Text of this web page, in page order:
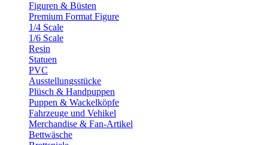
Figuren & Büsten
Premium Format Figure
1/4 Scale
1/6 Scale
Resin
Statuen
PVC
Ausstellungsstücke
Plüsch & Handpuppen
Puppen & Wackelköpfe
Fahrzeuge und Vehikel
Merchandise & Fan-Artikel
Bettwäsche